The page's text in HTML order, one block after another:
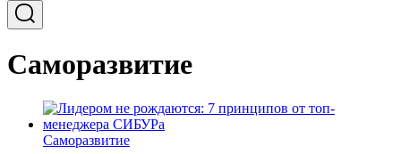
Саморазвитие
Саморазвитие